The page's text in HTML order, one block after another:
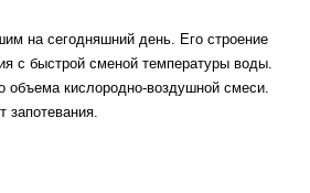
на сегодняшний день. Его строение
с быстрой сменой температуры воды.
объема кислородно-воздушной смеси.
запотевания.